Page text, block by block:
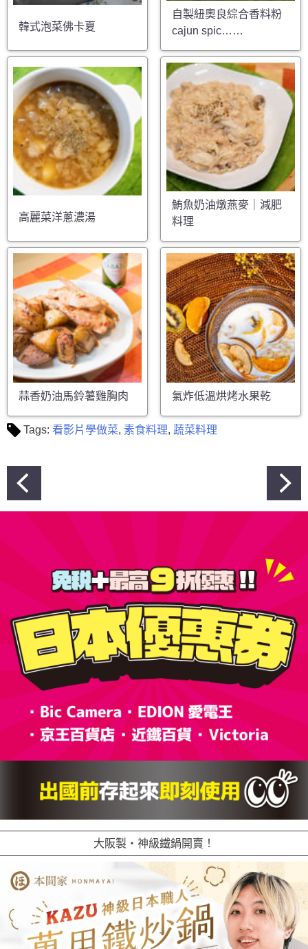
韓式泡菜佛卡夏
自製紐奧良綜合香料粉
cajun spic……
高麗菜洋蔥濃湯
鮪魚奶油燉燕麥｜減肥
料理
蒜香奶油馬鈴薯雞胸肉 氣炸低溫烘烤水果乾
Tags: 看影片學做菜, 素食料理, 蔬菜料理
文
章
大阪製・神級鐵鍋開賣！